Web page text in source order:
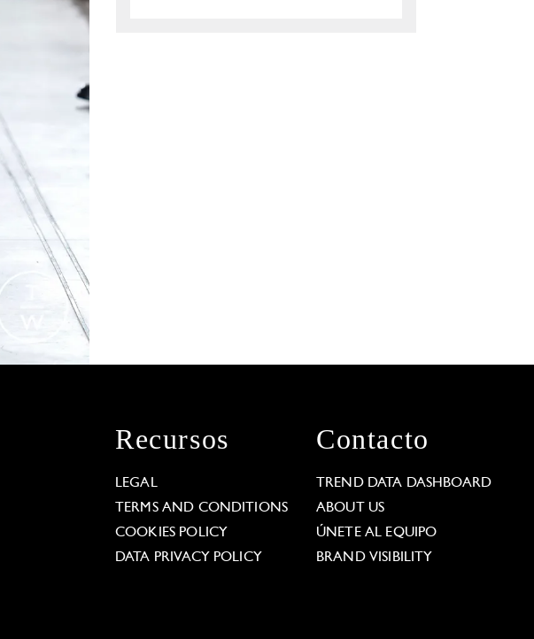
Recursos
LEGAL
TERMS AND CONDITIONS
COOKIES POLICY
DATA PRIVACY POLICY
Contacto
TREND DATA DASHBOARD
ABOUT US
ÚNETE AL EQUIPO
BRAND VISIBILITY